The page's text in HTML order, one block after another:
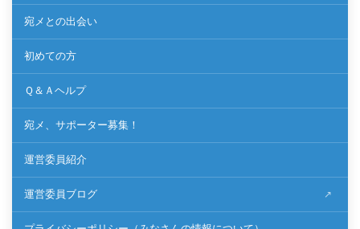
宛メとの出会い
初めての方
Ｑ＆Ａヘルプ
宛メ、サポーター募集！
運営委員紹介
運営委員ブログ